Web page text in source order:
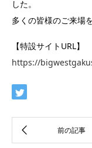
した。
多くの皆様のご来場
【特設サイトURL】
https://